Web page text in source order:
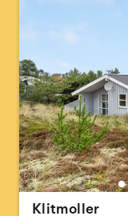
Klitmoller